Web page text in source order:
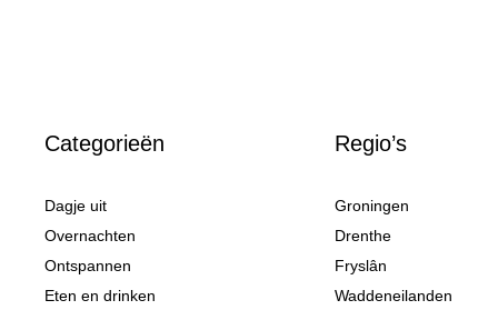
Categorieën
Dagje uit
Overnachten
Ontspannen
Eten en drinken
Regio’s
Groningen
Drenthe
Fryslân
Waddeneilanden